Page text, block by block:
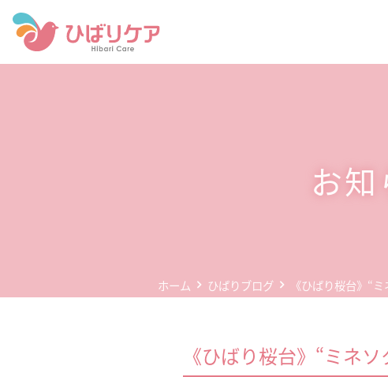
お知
ホーム ひばりブログ 《ひばり桜台》“
《ひばり桜台》“ミネ